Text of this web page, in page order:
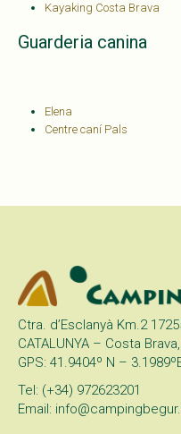
Kayaking Costa Brava
Guarderia canina
Elena
Centre caní Pals
Ctra. d’Esclanyà Km.2
CATALUNYA – Costa
GPS: 41.9404º N –
Tel: (+34) 972623201
Email: